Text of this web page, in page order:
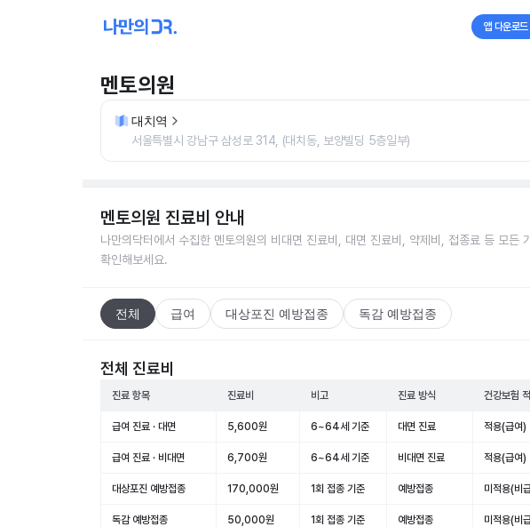
앱 다운로드
멘토의원
대치역
서울특별시 강남구 삼성로 314, (대치동, 보양빌딩 5층일부)
멘토의원 진료비 안내
나만의닥터에서 수집한 멘토의원의 비대면 진료비, 대면 진료비, 약제비, 접종료 등 모든
확인해보세요.
전체 급여 대상포진 예방접종 독감 예방접종
전체 진료비
진료 항목 진료비 비고 진료 방식 건강보험
급여 진료 · 대면 5,600원 6~64세 기준 대면 진료 적용(급여)
급여 진료 · 비대면 6,700원 6~64세 기준 비대면 진료 적용(급여)
대상포진 예방접종 170,000원 1회 접종 기준 예방접종 미적용(비
독감 예방접종 50,000원 1회 접종 기준 예방접종 미적용(비